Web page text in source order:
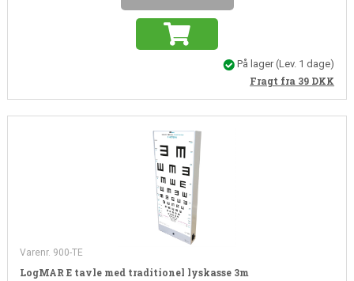
På lager(Lev. 1 dage)
Fragt fra 39 DKK
Varenr. 900-TE
LogMAR E tavle med traditionel lyskasse 3m